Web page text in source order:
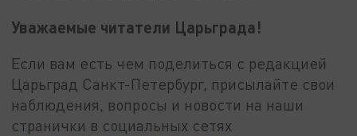
Уважаемые читатели Царьграда!
Если вам есть чем поделиться с редакцией
Царьград Санкт-Петербург, присылайте свои
наблюдения, вопросы и новости на наши
странички в социальных сетях